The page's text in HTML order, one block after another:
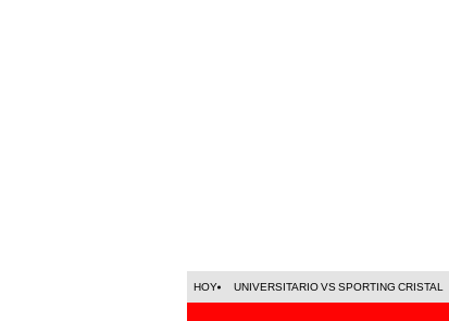
HOY UNIVERSITARIO VS SPORTING CRISTAL